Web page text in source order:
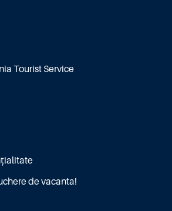
Tourist Service
de vacanta!